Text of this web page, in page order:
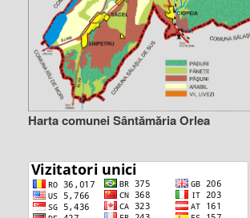
Harta comunei Sântămăria Orlea